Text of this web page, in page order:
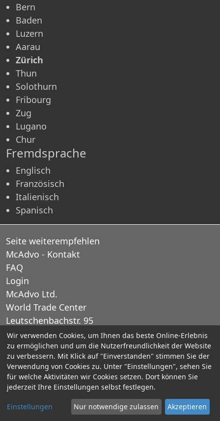
Bern
Baden
Luzern
Aarau
Zürich
Thun
Solothurn
Fribourg
Zug
Lugano
Chur
Fremdsprache
Englisch
Französisch
Italienisch
Spanisch
Seite weiterempfehlen
McAdvo - Kontakt
FAQ
Login
McAdvo Ltd.
World Trade Center
Leutschenbachstr. 95
CH-8050 Zurich
Schweiz
E-Mail: office@mcadvo.com
© 2005-2025 McAdvo Ltd.
Impressum
Kontaktieren Sie uns
Wir verwenden Cookies, um Ihnen das beste Online-Erlebnis
zu ermöglichen und um die Nutzerfreundlichkeit der Website
zu verbessern. Mit Klick auf "Einverstanden" stimmen Sie der
Verwendung von Cookies zu. Unter "Einstellungen", sehen Sie
für welche Aktivitäten wir Cookies setzen. Dort können Sie
jederzeit Ihre Einstellungen selbst festlegen.
Einstellungen Nur notwendige zulassen Akzeptieren